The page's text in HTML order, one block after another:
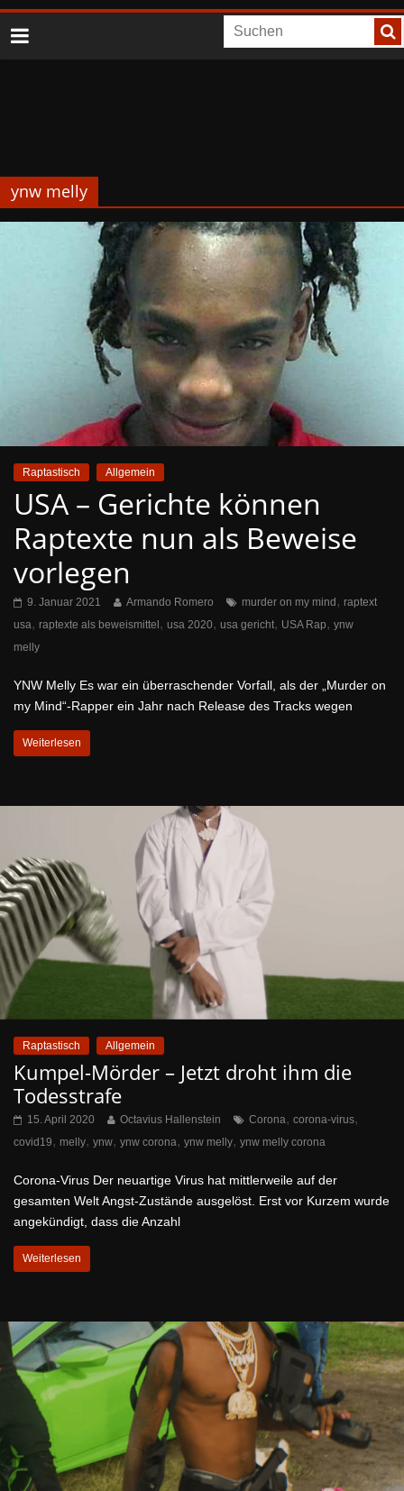
ynw melly
Raptastisch Allgemein
USA – Gerichte können
Raptexte nun als Beweise
vorlegen
9. Januar 2021 Armando Romero murder on my mind , raptext
usa, raptexte als beweismittel , usa 2020, usa gericht, USA Rap, ynw
melly
YNW Melly Es war ein überraschender Vorfall, als der „Murder on
my Mind“-Rapper ein Jahr nach Release des Tracks wegen
Weiterlesen
Raptastisch Allgemein
Kumpel-Mörder – Jetzt droht ihm die
Todesstrafe
15. April 2020 Octavius Hallenstein Corona, corona-virus,
covid19, melly, ynw, ynw corona, ynw melly, ynw melly corona
Corona-Virus Der neuartige Virus hat mittlerweile auf der
gesamten Welt Angst-Zustände ausgelöst. Erst vor Kurzem wurde
angekündigt, dass die Anzahl
Weiterlesen